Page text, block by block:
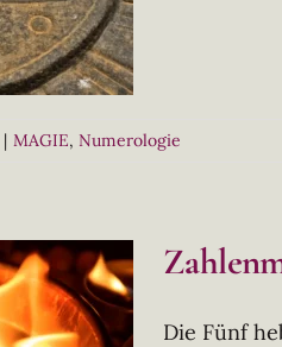
| MAGIE, Numerologie
Die Fünf